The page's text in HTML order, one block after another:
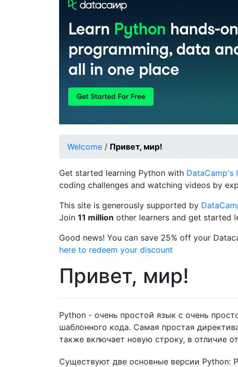
Welcome / Привет, мир!
Get started learning Python with DataCamp's
coding challenges and watching videos by
This site is generously supported by
Join 11 million other learners and get started
Good news! You can save 25% off your
here to redeem your discount
Привет, мир!
Python - очень простой язык с очень
шаблонного кода. Самая простая
также включает новую строку, в отличие
Существуют две основные версии Python: